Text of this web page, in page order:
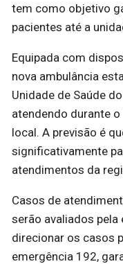
tem como objetivo
pacientes até a
Equipada com
nova ambulância
Unidade de Saúde
atendendo durante
local. A previsão é
significativamente
atendimentos da
Casos de
serão avaliados pela
direcionar os casos
emergência 192,